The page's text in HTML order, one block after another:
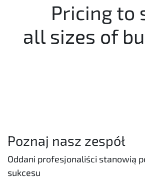
Pricing to
all sizes of
Poznaj nasz zespół
Oddani profesjonaliści stanowią
sukcesu